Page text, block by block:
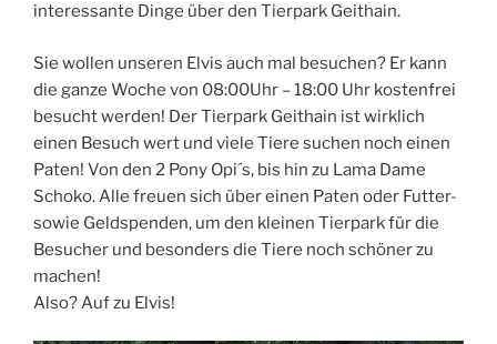
interessante Dinge über den Tierpark Geithain.
Sie wollen unseren Elvis auch mal besuchen? Er kann
die ganze Woche von 08:00Uhr – 18:00 Uhr kostenfrei
besucht werden! Der Tierpark Geithain ist wirklich
einen Besuch wert und viele Tiere suchen noch einen
Paten! Von den 2 Pony Opi´s, bis hin zu Lama Dame
Schoko. Alle freuen sich über einen Paten oder Futter-
sowie Geldspenden, um den kleinen Tierpark für die
Besucher und besonders die Tiere noch schöner zu
machen!
Also? Auf zu Elvis!